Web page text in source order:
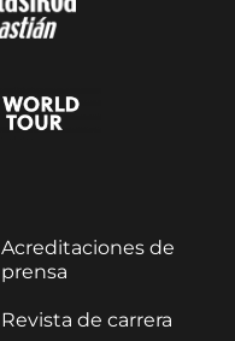
Acreditaciones de
prensa
Revista de carrera